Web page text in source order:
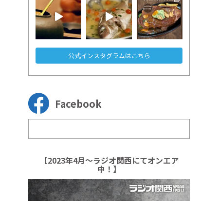
公式インスタグラムはこちら
Facebook
【2023年4月～ラジオ関西にてオンエア
中！】